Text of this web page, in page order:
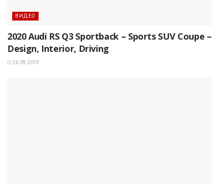
ВИДЕО
2020 Audi RS Q3 Sportback – Sports SUV Coupe –
Design, Interior, Driving
26.09.2019